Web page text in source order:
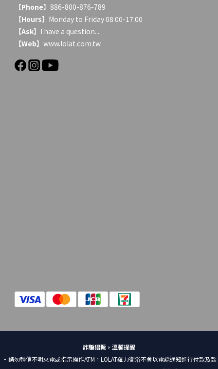
【Phone】886-800-876-789
【Hours】Monday to Friday 08:00-17:00
【Ask】 I have a question....
【Web】www.lolat.com.tw
詐騙猖獗，溫馨提醒
•請勿輕信不明來電或指示操作ATM，LOLAT羅力衛浴不會以電話通知進行付款及款